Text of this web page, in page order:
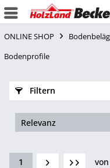
ONLINE SHOP
Bodenprofile
Filtern
1 von